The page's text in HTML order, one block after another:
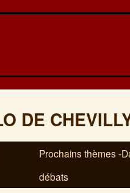
DE
Prochains thèmes -
débats